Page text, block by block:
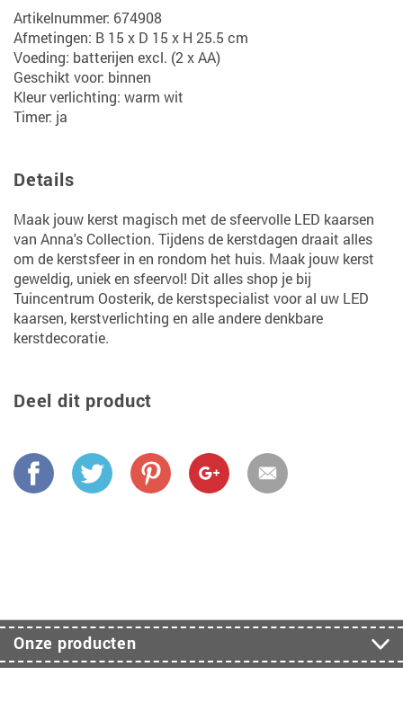
Artikelnummer: 674908
Afmetingen: B 15 x D 15 x H 25.5 cm
Voeding: batterijen excl. (2 x AA)
Geschikt voor: binnen
Kleur verlichting: warm wit
Timer: ja
Details
Maak jouw kerst magisch met de sfeervolle LED kaarsen
van Anna's Collection. Tijdens de kerstdagen draait alles
om de kerstsfeer in en rondom het huis. Maak jouw kerst
geweldig, uniek en sfeervol! Dit alles shop je bij
Tuincentrum Oosterik, de kerstspecialist voor al uw LED
kaarsen, kerstverlichting en alle andere denkbare
kerstdecoratie.
Deel dit product
Onze producten